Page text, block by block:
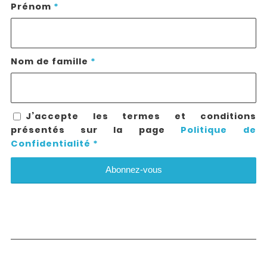
Prénom *
Nom de famille *
J’accepte les termes et conditions
présentés sur la page Politique de
Confidentialité *